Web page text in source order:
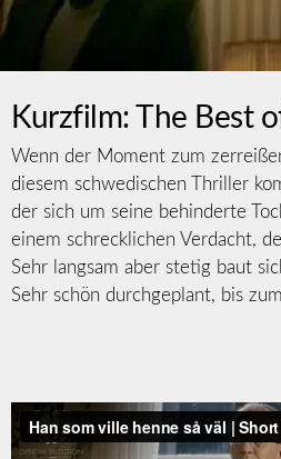
Kurzfilm: The Best
Wenn der Moment zum
diesem schwedischen Thriller
der sich um seine behinderte
einem schrecklichen Verdacht,
Sehr langsam aber stetig baut
Sehr schön durchgeplant, bis